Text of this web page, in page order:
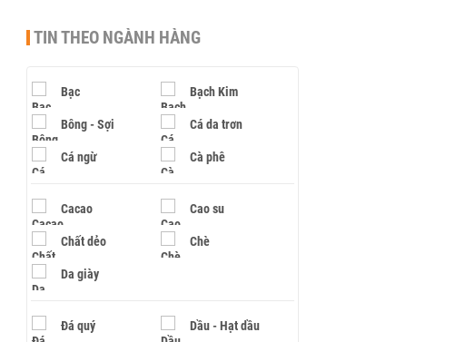
TIN THEO NGÀNH HÀNG
Bạc Bạch Kim
Bông - Sợi Cá da trơn
Cá ngừ Cà phê
Cacao Cao su
Chất dẻo Chè
Da giày
Đá quý Dầu - Hạt dầu